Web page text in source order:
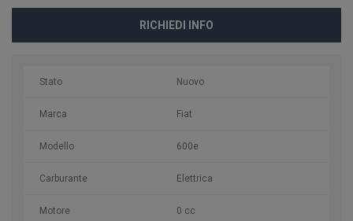
RICHIEDI INFO
Stato Nuovo
Marca Fiat
Modello 600e
Carburante Elettrica
Motore 0 cc